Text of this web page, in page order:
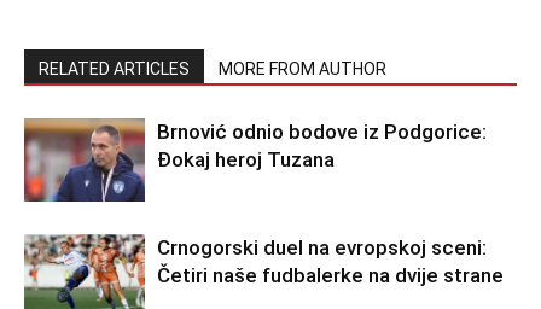
RELATED ARTICLES MORE FROM AUTHOR
Brnović odnio bodove iz Podgorice:
Đokaj heroj Tuzana
Crnogorski duel na evropskoj sceni:
Četiri naše fudbalerke na dvije strane